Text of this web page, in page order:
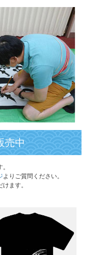
売中
よりご質問ください。
ます。